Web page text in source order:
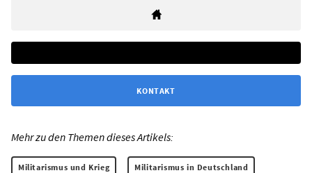
KONTAKT
Mehr zu den Themen dieses Artikels:
Militarismus und Krieg Militarismus in Deutschland